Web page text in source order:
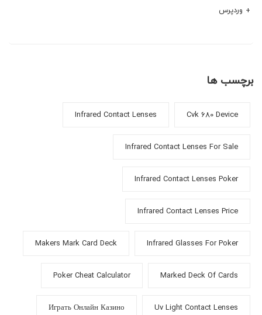
وردپرس
برچسب ها
Cvk 680 Device
Infrared Contact Lenses
Infrared Contact Lenses For Sale
Infrared Contact Lenses Poker
Infrared Contact Lenses Price
Infrared Glasses For Poker
Makers Mark Card Deck
Marked Deck Of Cards
Poker Cheat Calculator
Uv Light Contact Lenses
Играть Онлайн Казино